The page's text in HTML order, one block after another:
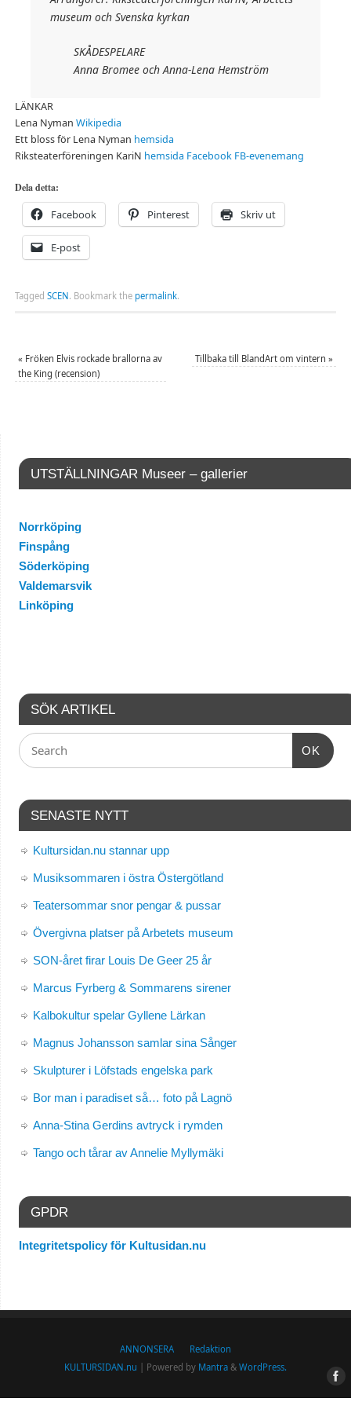
museum och Svenska kyrkan
SKÅDESPELARE
Anna Bromee och Anna-Lena Hemström
LÄNKAR
Lena Nyman Wikipedia
Ett bloss för Lena Nyman hemsida
Riksteaterföreningen KariN hemsida Facebook FB-evenemang
Dela detta:
Facebook Pinterest Skriv ut
E-post
Tagged SCEN. Bookmark the permalink.
« Fröken Elvis rockade brallorna av
the King (recension)
Tillbaka till BlandArt om vintern»
UTSTÄLLNINGAR Museer – gallerier
Norrköping
Finspång
Söderköping
Valdemarsvik
Linköping
SÖK ARTIKEL
OK
SENASTE NYTT
Kultursidan.nu stannar upp
Musiksommaren i östra Östergötland
Teatersommar snor pengar & pussar
Övergivna platser på Arbetets museum
SON-året firar Louis De Geer 25 år
Marcus Fyrberg & Sommarens sirener
Kalbokultur spelar Gyllene Lärkan
Magnus Johansson samlar sina Sånger
Skulpturer i Löfstads engelska park
Bor man i paradiset så… foto på Lagnö
Anna-Stina Gerdins avtryck i rymden
Tango och tårar av Annelie Myllymäki
GPDR
Integritetspolicy för Kultusidan.nu
ANNONSERA
Redaktion
KULTURSIDAN.nu | Powered by Mantra & WordPress.